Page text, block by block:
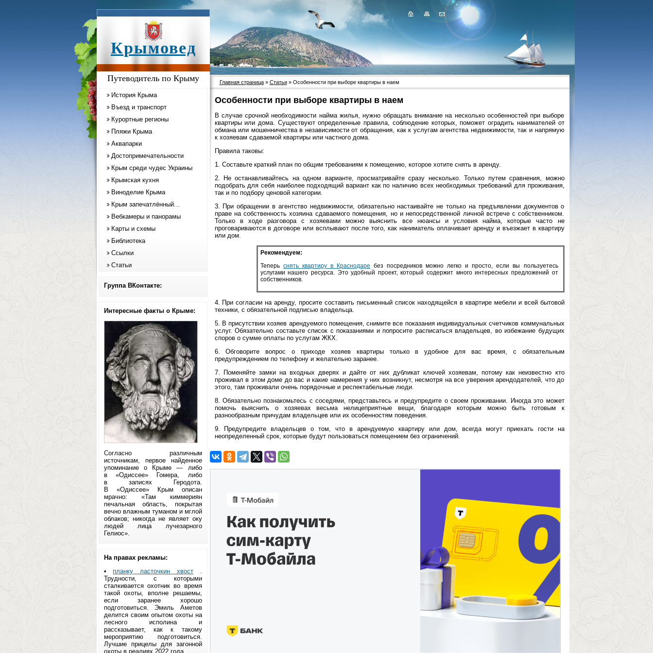
Крымовед
Путеводитель по Крыму
История Крыма
Въезд и транспорт
Курортные регионы
Пляжи Крыма
Аквапарки
Достопримечательности
Крым среди чудес Украины
Крымская кухня
Виноделие Крыма
Крым запечатлённый...
Вебкамеры и панорамы
Карты и схемы
Библиотека
Ссылки
Статьи
Группа ВКонтакте:
Интересные факты о Крыме:
Согласно различным
источникам, первое найденное
упоминание о Крыме — либо
в «Одиссее» Гомера, либо
в записях Геродота.
В «Одиссее» Крым описан
мрачно: «Там киммериян
печальная область, покрытая
вечно влажным туманом и мглой
облаков; никогда не являет оку
людей лица лучезарного
Гелиос».
На правах рекламы:
•планку ласточкин хвост.
Трудности, с которыми
сталкивается охотник во время
такой охоты, вполне решаемы,
если заранее хорошо
подготовиться. Эмиль Аметов
делится своим опытом охоты на
лесного исполина и
рассказывает, как к такому
мероприятию подготовиться.
Лучшие прицелы для загонной
охоты в реалиях 2022 года.
Главная страница» Статьи» Особенности при выборе квартиры в наем
Особенности при выборе квартиры в наем
В случае срочной необходимости найма жилья, нужно обращать внимание на несколько особенностей при выборе
квартиры или дома. Существуют определенные правила, соблюдение которых, поможет оградить нанимателей от
обмана или мошенничества в независимости от обращения, как к услугам агентства недвижимости, так и напрямую
к хозяевам сдаваемой квартиры или частного дома.
Правила таковы:
1. Составьте краткий план по общим требованиям к помещению, которое хотите снять в аренду.
2. Не останавливайтесь на одном варианте, просматривайте сразу несколько. Только путем сравнения, можно
подобрать для себя наиболее подходящий вариант как по наличию всех необходимых требований для проживания,
так и по подбору ценовой категории.
3. При обращении в агентство недвижимости, обязательно настаивайте не только на предъявлении документов о
праве на собственность хозяина сдаваемого помещения, но и непосредственной личной встрече с собственником.
Только в ходе разговора с хозяевами можно выяснить все нюансы и условия найма, которые часто не
проговариваются в договоре или всплывают после того, как наниматель оплачивает аренду и въезжает в квартиру
или дом.
Рекомендуем:
Теперь снять квартиру в Краснодаре без посредников можно легко и просто, если вы пользуетесь
услугами нашего ресурса. Это удобный проект, который содержит много интересных предложений от
собственников.
4. При согласии на аренду, просите составить письменный список находящейся в квартире мебели и всей бытовой
техники, с обязательной подписью владельца.
5. В присутствии хозяев арендуемого помещения, снимите все показания индивидуальных счетчиков коммунальных
услуг. Обязательно составьте список с показаниями и попросите расписаться владельцев, во избежание будущих
споров о сумме оплаты по услугам ЖКХ.
6. Обговорите вопрос о приходе хозяев квартиры только в удобное для вас время, с обязательным
предупреждением по телефону и желательно заранее.
7. Поменяйте замки на входных дверях и дайте от них дубликат ключей хозяевам, потому как неизвестно кто
проживал в этом доме до вас и какие намерения у них возникнут, несмотря на все уверения арендодателей, что до
этого, там проживали очень порядочные и респектабельные люди.
8. Обязательно познакомьтесь с соседями, представьтесь и предупредите о своем проживании. Иногда это может
помочь выяснить о хозяевах весьма нелицеприятные вещи, благодаря которым можно быть готовым к
разнообразным причудам владельцев или их особенностям поведения.
9. Предупредите владельцев о том, что в арендуемую квартиру или дом, всегда могут приехать гости на
неопределенный срок, которые будут пользоваться помещением без ограничений.